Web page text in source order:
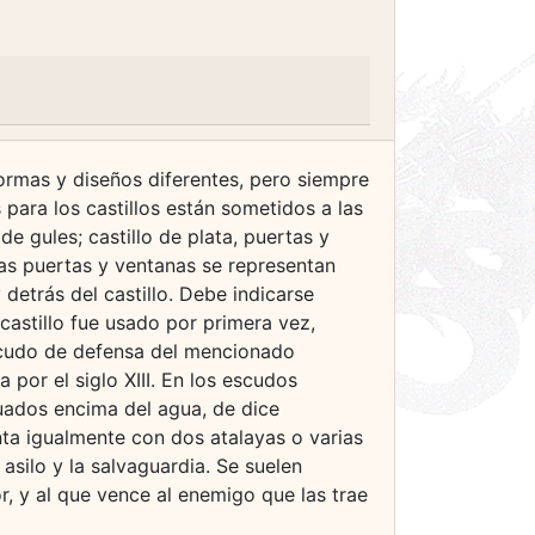
y diseños diferentes, pero siempre
los castillos están sometidos a las
gules; castillo de plata, puertas y
puertas y ventanas se representan
del castillo. Debe indicarse
fue usado por primera vez,
de defensa del mencionado
por el siglo XIII. En los escudos
encima del agua, de dice
igualmente con dos atalayas o varias
y la salvaguardia. Se suelen
y al que vence al enemigo que las trae